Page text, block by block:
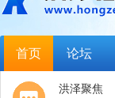
首页 论坛
洪泽聚焦